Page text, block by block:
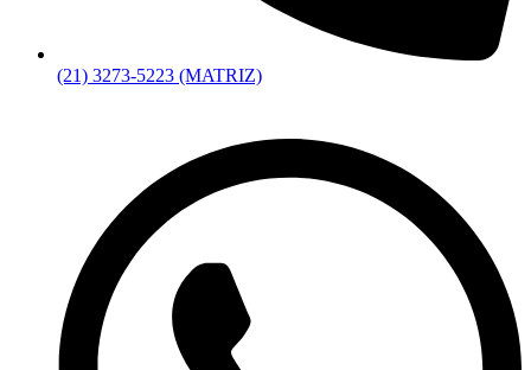
(21) 3273-5223 (MATRIZ)